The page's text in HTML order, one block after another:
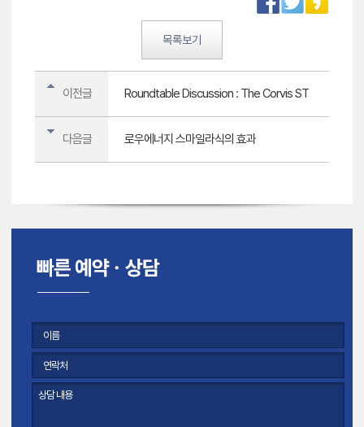
목록보기
이전글 Roundtable Discussion : The Corvis ST
다음글 로우에너지 스마일라식의 효과